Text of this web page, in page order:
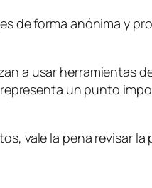
de forma anónima y
a usar
un punto
vale la pena revisar